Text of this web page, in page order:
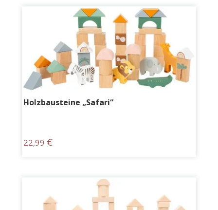
Holzbausteine „Safari“
22,99 €